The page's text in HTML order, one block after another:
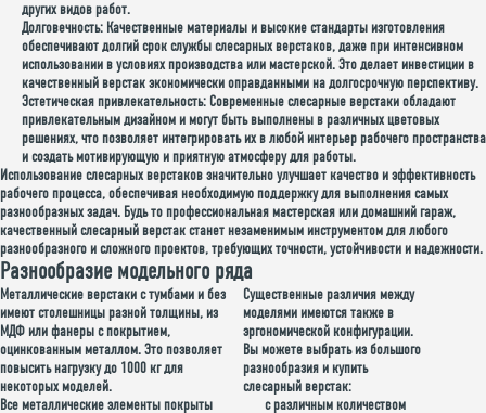
других видов работ.
Долговечность: Качественные материалы и высокие стандарты изготовления
обеспечивают долгий срок службы слесарных верстаков, даже при интенсивном
использовании в условиях производства или мастерской. Это делает инвестиции в
качественный верстак экономически оправданными на долгосрочную перспективу.
Эстетическая привлекательность:Современные слесарные верстаки обладают
привлекательным дизайном и могут быть выполнены в различных цветовых
решениях, что позволяет интегрировать их в любой интерьер рабочего пространства
и создать мотивирующую и приятную атмосферу для работы.
Использование слесарных верстаков значительно улучшает качество и эффективность
рабочего процесса, обеспечивая необходимую поддержку для выполнения самых
разнообразных задач. Будь то профессиональная мастерская или домашний гараж,
качественный слесарный верстак станет незаменимым инструментом для любого
разнообразного и сложного проектов, требующих точности, устойчивости и надежности.
Разнообразие модельного ряда
Металлические верстаки с тумбами и без
имеют столешницы разной толщины, из
МДФ или фанеры с покрытием,
оцинкованным металлом. Это позволяет
повысить нагрузку до 1000 кг для
некоторых моделей.
Все металлические элементы покрыты
Существенные различия между
моделями имеются также в
эргономической конфигурации.
Вы можете выбрать из большого
разнообразия и купить
слесарный верстак:
с различным количеством